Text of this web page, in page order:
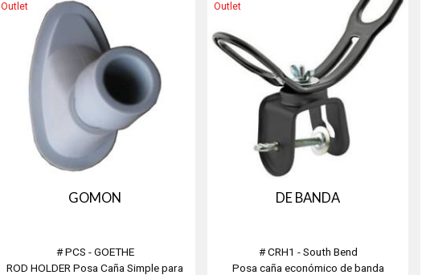
Outlet
GOMON
# PCS - GOETHE
ROD HOLDER Posa Caña Simple para
Outlet
DE BANDA
# CRH1 - South Bend
Posa caña económico de banda